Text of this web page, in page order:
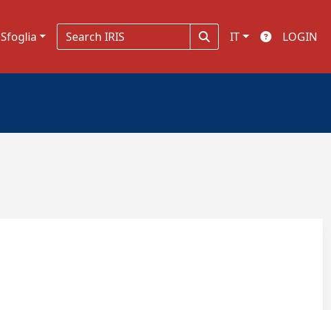
Sfoglia IT LOGIN